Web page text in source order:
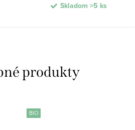
Skladom >5 ks
BIO